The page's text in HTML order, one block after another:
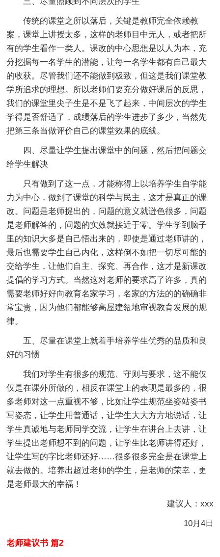
传统的课堂之所以落后，关键是教师完全依赖教
案，课堂上讲授太多，这样的老师目中无人，或者把所
有的学生看作一类人。课改的中心思想是以人为本，充
分挖掘每一名学生的潜能，让每一名学生都有自己最大
的收获。尽管我们还不能做到极致，但这是我们课堂教
学所追求的理想。所以老师们要充分做好课后的反思，
我们的课堂里尖子生是不是飞了起来，中间层次的学生
学得是否舒适了，成绩落后的学生进步了多少，当然先
把第三条当做评价自己的课堂效果的底线。
四、尽量让学生提出课堂中的问题，然后把问题交
给学生解决
只有做到了这一点，才能称得上以培养学生自学能
力为中心，做到了课堂的科学与民主，这才是真正的课
改。问题是老师提出的，问题的意义就逊色很多，问题
是老师解答的，问题的实效就接近于零。学生学到脑子
里的知识大多是自己悟出来的，即使是通过老师讲的，
最后也需要学生自己内化，这样倒不如把一切尽可能的
交给学生，让他们自主、探究、再合作，这才是新课改
提倡的学习方式。当然这对老师的要求高了许多，真的
需要老师好好向教育名家学习，名家的方法的的确确非
常宝贵，因为他们都能够高屋建瓴地审视教育发展的规
律。
五、尽量在课堂上就着手培养学生优秀的品质和良
好的习惯
我们对学生有很多的规范、守则与要求，这不能仅
仅是在课外所做的，相反在课堂上的表现是最多的，很
多老师对这一点重视不够，比如让学生规范坐姿站姿书
写姿态，让学生用普通话，让学生大大方方地说话，让
学生真诚地与老师同学交流，让学生在讲台上去讲，让
学生提出老师想不到的问题，让学生比老师讲得还好，
让学生写的字比老师还好……很多很多完全是在课堂上
就去做的。培养出超过老师的学生，是老师的荣幸，更
是老师最大的幸福！
建议人：xxx
10月4日
老师建议书 篇2